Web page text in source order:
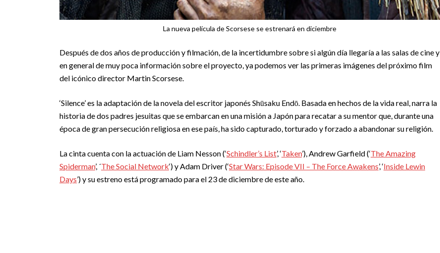
La nueva película de Scorsese se estrenará en diciembre
Después de dos años de producción y filmación, de la incertidumbre sobre si algún día llegaría a las salas de cine y
en general de muy poca información sobre el proyecto, ya podemos ver las primeras imágenes del próximo film
del icónico director Martin Scorsese.
‘Silence’ es la adaptación de la novela del escritor japonés Shūsaku Endō. Basada en hechos de la vida real, narra la
historia de dos padres jesuitas que se embarcan en una misión a Japón para recatar a su mentor que, durante una
época de gran persecución religiosa en ese país, ha sido capturado, torturado y forzado a abandonar su religión.
La cinta cuenta con la actuación de Liam Nesson (‘Schindler’s List’, ‘Taken’), Andrew Garfield (‘The Amazing
Spiderman’, ´The Social Network‘) y Adam Driver (‘Star Wars: Episode VII – The Force Awakens’, ‘Inside Lewin
Days’) y su estreno está programado para el 23 de diciembre de este año.